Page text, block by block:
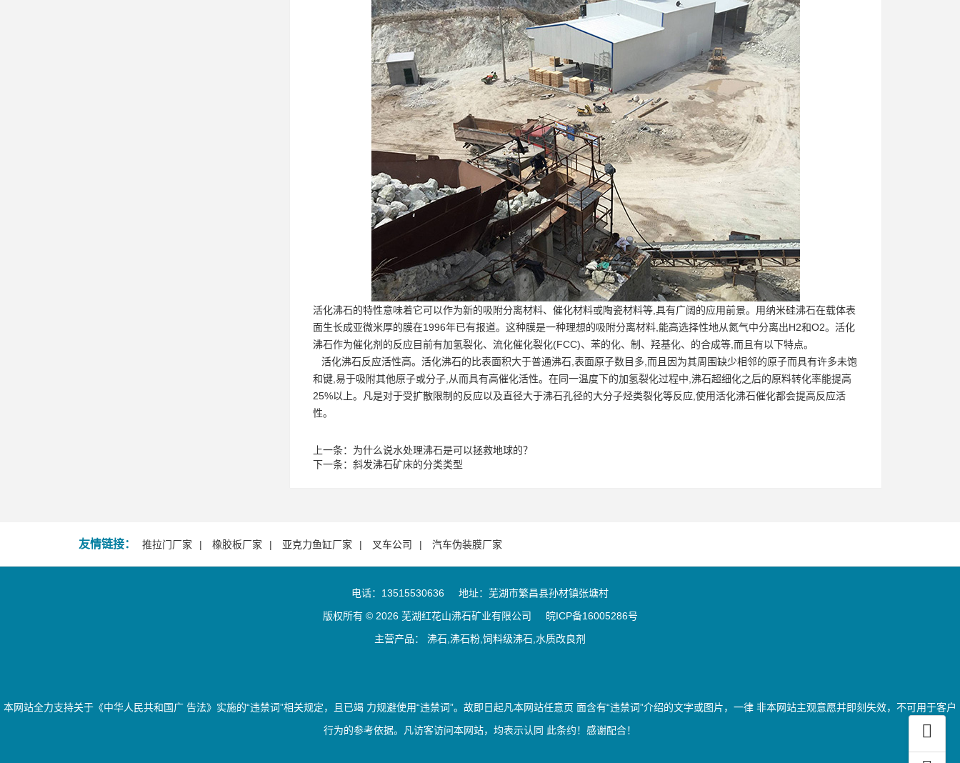
活化沸石的特性意味着它可以作为新的吸附分离材料、催化材料或陶瓷材料等,具有广阔的应用前景。用纳米硅沸石在载体表
面生长成亚微米厚的膜在1996年已有报道。这种膜是一种理想的吸附分离材料,能高选择性地从氮气中分离出H2和O2。活化
沸石作为催化剂的反应目前有加氢裂化、流化催化裂化(FCC)、苯的化、制、羟基化、的合成等,而且有以下特点。
活化沸石反应活性高。活化沸石的比表面积大于普通沸石,表面原子数目多,而且因为其周围缺少相邻的原子而具有许多未饱
和键,易于吸附其他原子或分子,从而具有高催化活性。在同一温度下的加氢裂化过程中,沸石超细化之后的原料转化率能提高
25%以上。凡是对于受扩散限制的反应以及直径大于沸石孔径的大分子烃类裂化等反应,使用活化沸石催化都会提高反应活
性。
上一条： 为什么说水处理沸石是可以拯救地球的？
下一条： 斜发沸石矿床的分类类型
友情链接： 推拉门厂家 橡胶板厂家 亚克力鱼缸厂家 叉车公司 汽车伪装膜厂家
电话：13515530636
地址：芜湖市繁昌县孙材镇张塘村
版权所有 © 2026 芜湖红花山沸石矿业有限公司
皖ICP备16005286号
主营产品： 沸石,沸石粉,饲料级沸石,水质改良剂
本网站全力支持关于《中华人民共和国广 告法》实施的“违禁词”相关规定，且已竭 力规避使用“违禁词”。故即日起凡本网站任意页 面含有“违禁词”介绍的文字或图片，一律 非本网站主观意愿并即刻失效，不可用于客户
行为的参考依据。凡访客访问本网站，均表示认同 此条约！感谢配合！